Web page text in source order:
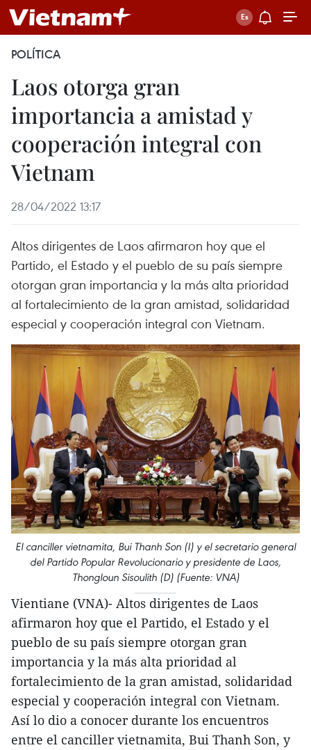
POLÍTICA
Laos otorga gran
importancia a amistad y
cooperación integral con
Vietnam
28/04/2022 13:17
Altos dirigentes de Laos afirmaron hoy que el
Partido, el Estado y el pueblo de su país siempre
otorgan gran importancia y la más alta prioridad
al fortalecimiento de la gran amistad, solidaridad
especial y cooperación integral con Vietnam.
El canciller vietnamita, Bui Thanh Son (I) y el secretario general
del Partido Popular Revolucionario y presidente de Laos,
Thongloun Sisoulith (D) (Fuente: VNA)
Vientiane (VNA)- Altos dirigentes de Laos
afirmaron hoy que el Partido, el Estado y el
pueblo de su país siempre otorgan gran
importancia y la más alta prioridad al
fortalecimiento de la gran amistad, solidaridad
especial y cooperación integral con Vietnam.
Así lo dio a conocer durante los encuentros
entre el canciller vietnamita, Bui Thanh Son, y